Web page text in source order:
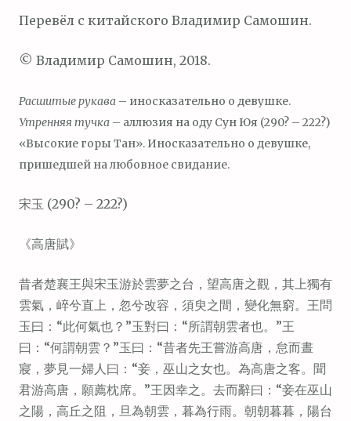
Перевёл с китайского Владимир Самошин.
© Владимир Самошин, 2018.
Расшитые рукава – иносказательно о девушке.
Утренняя тучка – аллюзия на оду Сун Юя (290? – 222?)
«Высокие горы Тан». Иносказательно о девушке,
пришедшей на любовное свидание.
宋玉 (290? – 222?)
《高唐賦》
昔者楚襄王與宋玉游於雲夢之台，望高唐之觀，其上獨有
雲氣，崪兮直上，忽兮改容，須臾之間，變化無窮。王問
玉曰：“此何氣也？”玉對曰：“所謂朝雲者也。”王
曰：“何謂朝雲？”玉曰：“昔者先王嘗游高唐，怠而晝
寢，夢見一婦人曰：“妾，巫山之女也。為高唐之客。聞
君游高唐，願薦枕席。”王因幸之。去而辭曰：“妾在巫山
之陽，高丘之阻，旦為朝雲，暮為行雨。朝朝暮暮，陽台